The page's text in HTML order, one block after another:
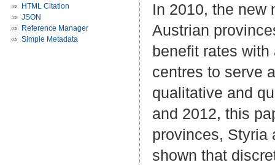
HTML Citation
JSON
Reference Manager
Simple Metadata
In 2010, the new
Austrian
benefit rates
centres to serve
qualitative and
and 2012, this
provinces, Styria
shown that